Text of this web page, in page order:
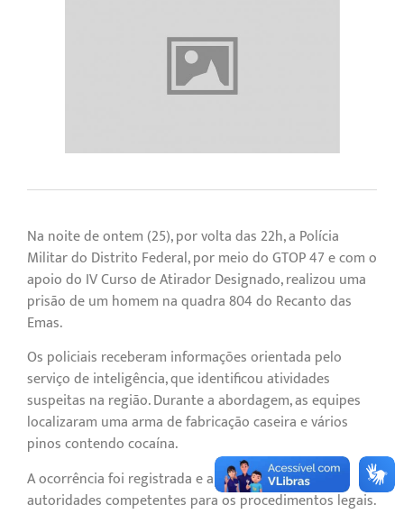
Na noite de ontem (25), por volta das 22h, a Polícia
Militar do Distrito Federal, por meio do GTOP 47 e com o
apoio do IV Curso de Atirador Designado, realizou uma
prisão de um homem na quadra 804 do Recanto das
Emas.
Os policiais receberam informações orientada pelo
serviço de inteligência, que identificou atividades
suspeitas na região. Durante a abordagem, as equipes
localizaram uma arma de fabricação caseira e vários
pinos contendo cocaína.
A ocorrência foi registrada e apresentada às
autoridades competentes para os procedimentos legais.